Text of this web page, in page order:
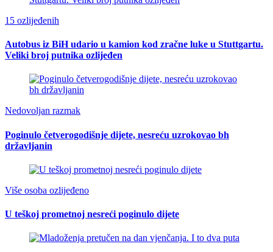
15 ozlijeđenih
Autobus iz BiH udario u kamion kod zračne luke u Stuttgartu.
Veliki broj putnika ozlijeđen
Nedovoljan razmak
Poginulo četverogodišnje dijete, nesreću uzrokovao bh
državljanin
Više osoba ozlijeđeno
U teškoj prometnoj nesreći poginulo dijete